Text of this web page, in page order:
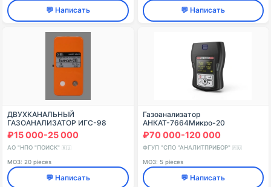
💬 Написать 💬 Написать
ДВУХКАНАЛЬНЫЙ
ГАЗОАНАЛИЗАТОР ИГС-98
БИНОМ-2В ИСПОЛНЕНИЕ 004
₽15 000-25 000
АО "НПО "ПОИСК" 🇷🇺
МОЗ: 20 pieces
💬 Написать
Газоанализатор
АНКАТ-7664Микро-20
ИБЯЛ.413411.053-20
₽70 000-120 000
ФГУП "СПО "АНАЛИТПРИБОР" 🇷🇺
МОЗ: 5 pieces
💬 Написать